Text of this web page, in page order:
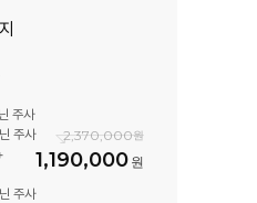
주사
주사
주사
2,370,000
1,190,000